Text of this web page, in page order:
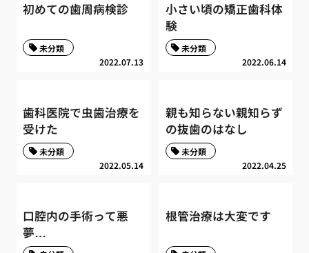
初めての歯周病検診
2022.07.13
未分類
小さい頃の矯正歯科体
験
2022.06.14
未分類
歯科医院で虫歯治療を
受けた
2022.05.14
未分類
親も知らない親知らず
の抜歯のはなし
2022.04.25
未分類
口腔内の手術って悪
夢…
根管治療は大変です